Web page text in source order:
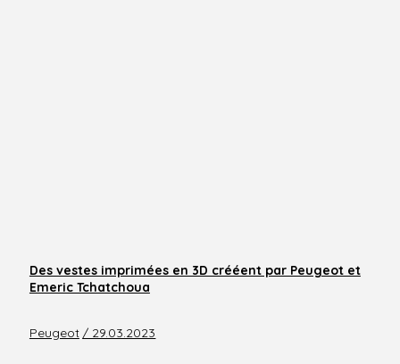
Des vestes imprimées en 3D crééent par Peugeot et
Emeric Tchatchoua
Peugeot / 29.03.2023